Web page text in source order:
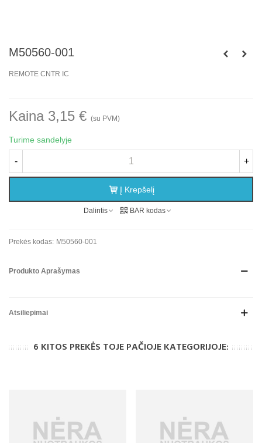
M50560-001
REMOTE CNTR IC
Kaina 3,15 € (su PVM)
Turime sandelyje
- +
Į Krepšelį
Dalintis BAR kodas
Prekės kodas: M50560-001
Produkto Aprašymas
Atsiliepimai
6 KITOS PREKĖS TOJE PAČIOJE KATEGORIJOJE: